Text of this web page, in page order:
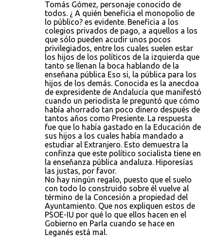
Tomás Gómez, personaje conocido de
todos. ¿ A quién beneficia el monopolio de
lo público? es evidente. Beneficia a los
colegios privados de pago, a aquellos a los
que sólo pueden acudir unos pocos
privilegiados, entre los cuales suelen estar
los hijos de los políticos de la izquierda que
tanto se llenan la boca hablando de la
enseñana pública Eso si, la pública para los
hijos de los demás. Conocida es la anecdoa
de expresidente de Andalucía que manifestó
cuando un periodista le preguntó que cómo
había ahorrado tan poco dinero después de
tantos años como Presiente. La respuesta
fue que lo había gastado en la Educación de
sus hijos a los cuales había mandado a
estudiar al Extranjero. Esto demuestra la
confinza que este político socialista tiene en
la enseñanza pública andaluza. Hiporesías
las justas, por favor.
No hay ningún regalo, puesto que el suelo
con todo lo construido sobre él vuelve al
término de la Concesión a propiedad del
Ayuntamiento. Que nos expliquen estos de
PSOE-IU por qué lo que ellos hacen en el
Gobierno en Parla cuando se hace en
Leganés está mal.